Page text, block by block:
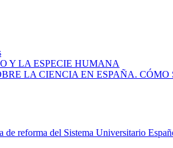
Y LA ESPECIE HUMANA
LA CIENCIA EN ESPAÑA.
de reforma del Sistema Universitario